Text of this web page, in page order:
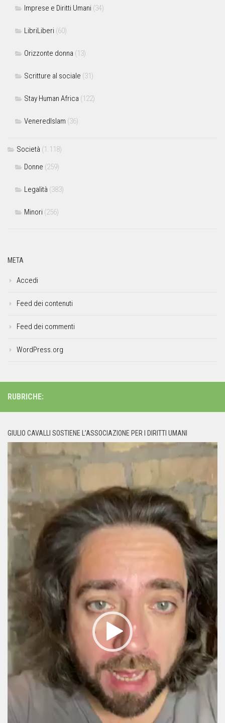
Imprese e Diritti Umani (34)
LibriLiberi (60)
Orizzonte donna (13)
Scritture al sociale (31)
Stay Human Africa (122)
VeneredIslam (36)
Società (1.118)
Donne (259)
Legalità (383)
Minori (256)
META
Accedi
Feed dei contenuti
Feed dei commenti
WordPress.org
RUBRICHE:
GIULIO CAVALLI SOSTIENE L’ASSOCIAZIONE PER I DIRITTI UMANI